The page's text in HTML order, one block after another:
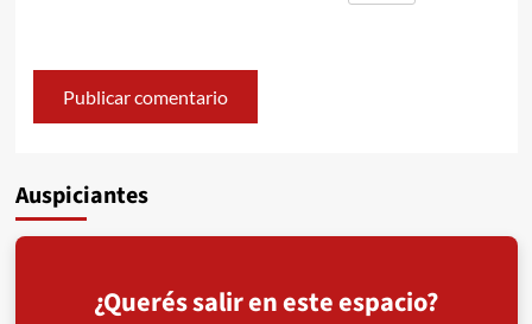
Auspiciantes
¿Querés salir en este espacio?